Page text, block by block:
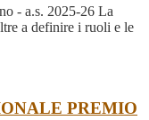
- a.s. 2025-26 La
a definire i ruoli e le
PREMIO